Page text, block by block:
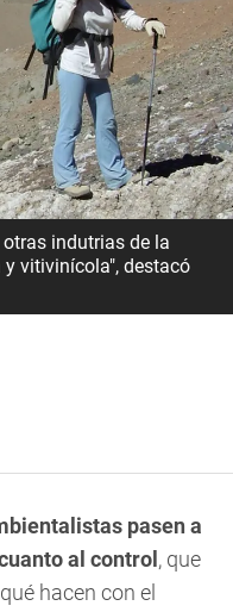
indutrias de la
vitivinícola", destacó
pasen a
al control , que
hacen con el